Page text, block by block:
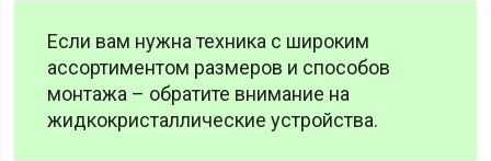
Если вам нужна техника с широким
ассортиментом размеров и способов
монтажа – обратите внимание на
жидкокристаллические устройства.